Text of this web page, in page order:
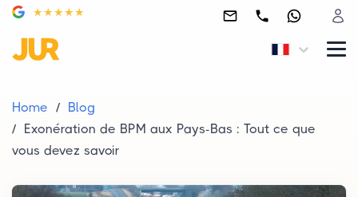
Home
Blog
Exonération de BPM aux Pays-Bas : Tout ce que
vous devez savoir